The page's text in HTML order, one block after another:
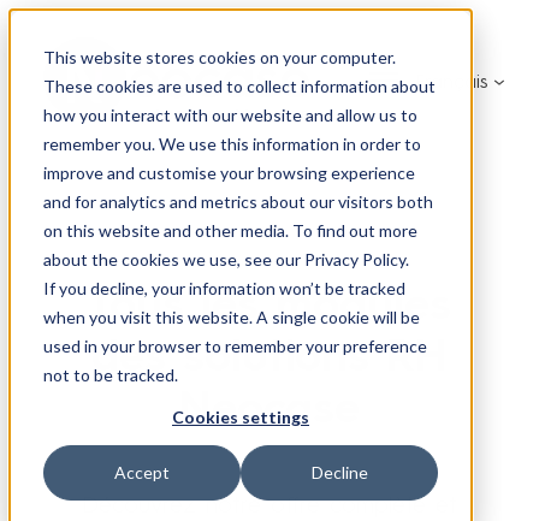
This website stores cookies on your computer.
These cookies are used to collect information about
how you interact with our website and allow us to
remember you. We use this information in order to
improve and customise your browsing experience
and for analytics and metrics about our visitors both
on this website and other media. To find out more
about the cookies we use, see our Privacy Policy.
If you decline, your information won’t be tracked
when you visit this website. A single cookie will be
used in your browser to remember your preference
not to be tracked.
Cookies settings
Accept Decline
contenu
Français
Tous les modules
des solutions RH
Neocase
Découvrez notre offre complète et